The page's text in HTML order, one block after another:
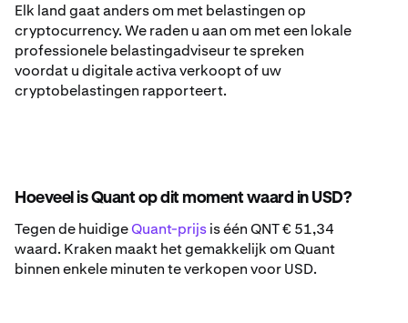
Elk land gaat anders om met belastingen op
cryptocurrency. We raden u aan om met een lokale
professionele belastingadviseur te spreken
voordat u digitale activa verkoopt of uw
cryptobelastingen rapporteert.
Hoeveel is Quant op dit moment waard in USD?
Tegen de huidigeQuant-prijsis één QNT € 51,34
waard. Kraken maakt het gemakkelijk om Quant
binnen enkele minuten te verkopen voor USD.